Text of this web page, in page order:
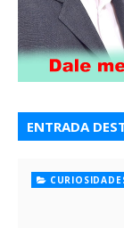
ENTRADA